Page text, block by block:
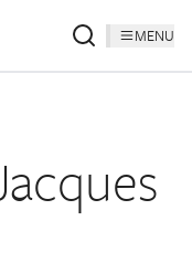
MENU